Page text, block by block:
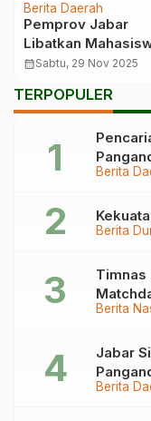
Berita Daerah
Pemprov Jabar
Libatkan
Teknik Sipil Awasi
calendar_monthSabtu, 29 Nov 2025
TERPOPULER
Berita
Berita
Berita
Timnas
Garuda!
Berita
Jabar